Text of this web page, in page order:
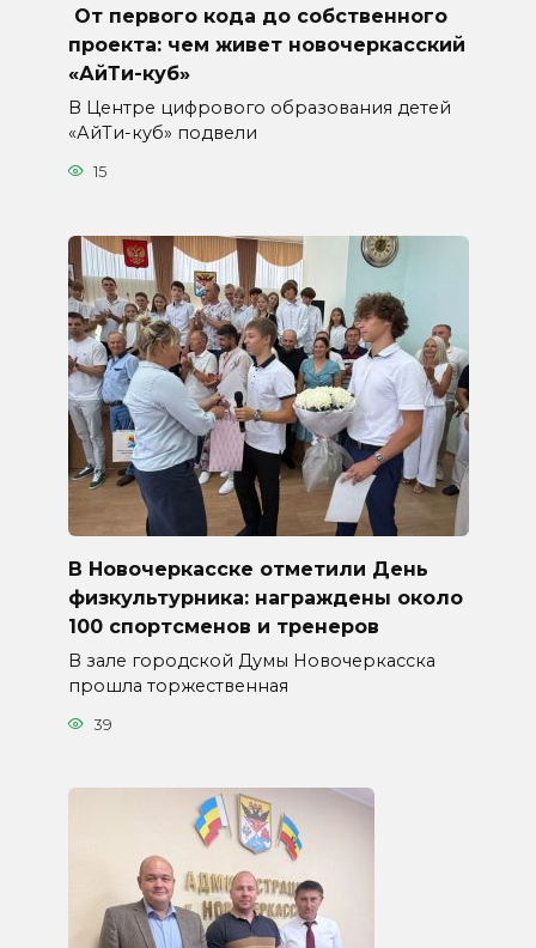
От первого кода до собственного
проекта: чем живет новочеркасский
«АйТи-куб»
В Центре цифрового образования детей
«АйТи-куб» подвели
15
В Новочеркасске отметили День
физкультурника: награждены около
100 спортсменов и тренеров
В зале городской Думы Новочеркасска
прошла торжественная
39